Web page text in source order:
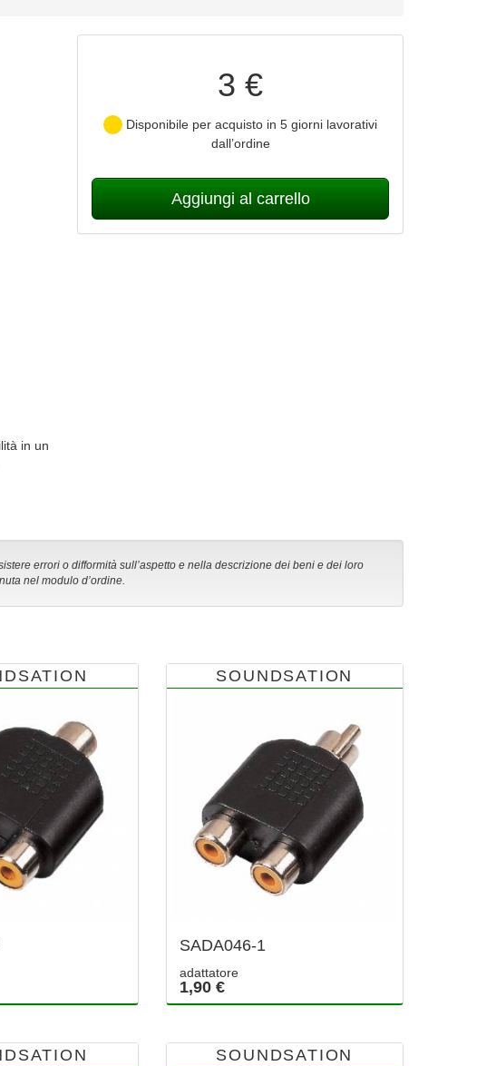
3 €
Disponibile per acquisto in 5 giorni lavorativi
dall’ordine
Aggiungi al carrello
in un
errori o difformità sull’aspetto e nella descrizione dei beni e dei loro
nel modulo d’ordine.
SOUNDSATION
SADA046-1
adattatore
1,90 €
SOUNDSATION